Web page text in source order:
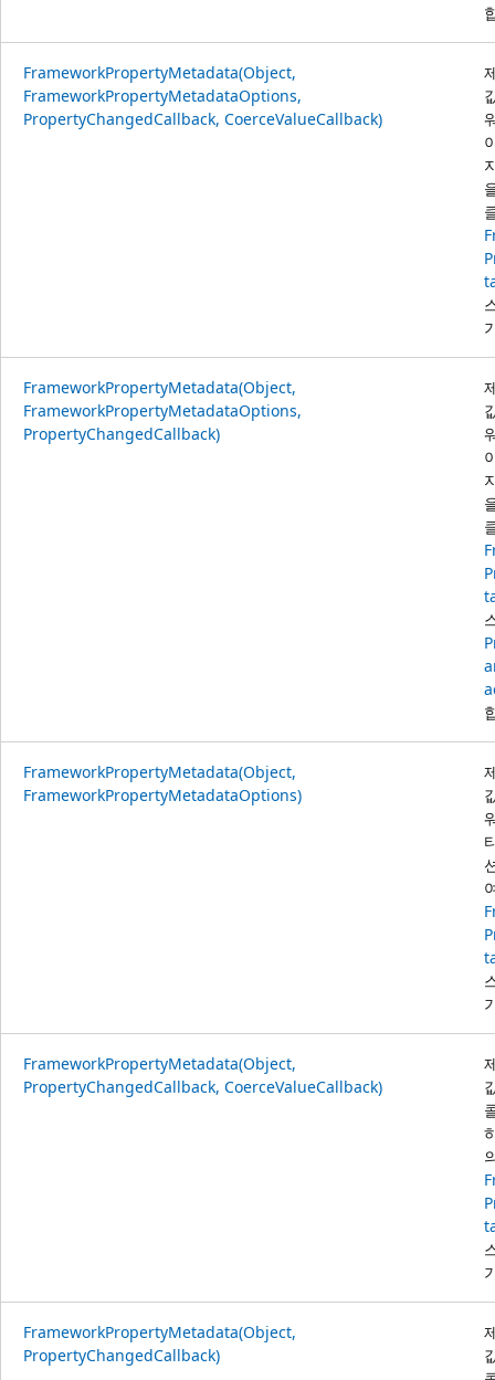
FrameworkPropertyMetadata(Object,
FrameworkPropertyMetadataOptions,
PropertyChangedCallback, CoerceValueCallback)
FrameworkPropertyMetadata(Object,
FrameworkPropertyMetadataOptions,
PropertyChangedCallback)
FrameworkPropertyMetadata(Object,
FrameworkPropertyMetadataOptions)
FrameworkPropertyMetadata(Object,
PropertyChangedCallback, CoerceValueCallback)
FrameworkPropertyMetadata(Object,
PropertyChangedCallback)